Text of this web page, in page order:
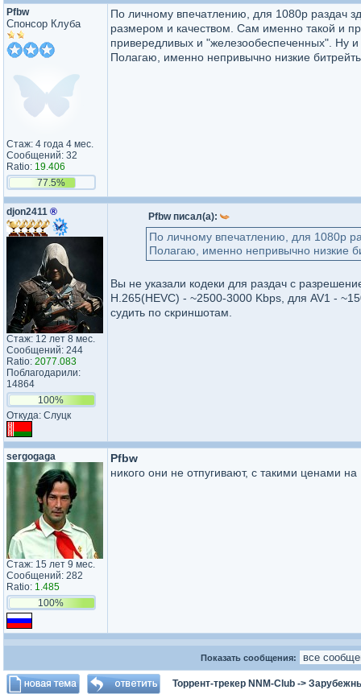
Pfbw
Спонсор Клуба
Стаж: 4 года 4 мес.
Сообщений: 32
Ratio: 19.406
77.5%
По личному впечатлению, для 1080р раздач
размером и качеством. Сам именно такой и
привередливых и "железообеспеченных". Ну и
Полагаю, именно непривычно низкие
djon2411 ®
Стаж: 12 лет 8 мес.
Сообщений: 244
Ratio: 2077.083
Поблагодарили:
14864
100%
Откуда: Слуцк
Pfbw писал(а):
По личному впечатлению, для 1080р
Полагаю, именно непривычно низкие
Вы не указали кодеки для раздач с
H.265(HEVC) - ~2500-3000 Kbps, для AV1 -
судить по скриншотам.
sergogaga
Стаж: 15 лет 9 мес.
Сообщений: 282
Ratio: 1.485
100%
Pfbw
никого они не отпугивают, с такими ценами
Показать сообщения:
Торрент-трекер NNM-Club ->